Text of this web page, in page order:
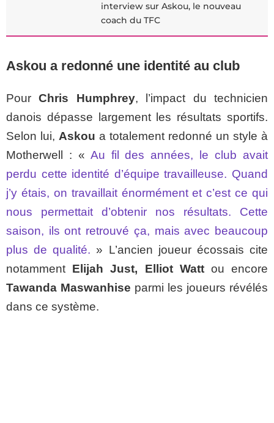
interview sur Askou, le nouveau
coach du TFC
Askou a redonné une identité au club
PourChris Humphrey, l’impact du technicien
danois dépasse largement les résultats sportifs.
Selon lui, Askou a totalement redonné un style à
Motherwell : « Au fil des années, le club avait
perdu cette identité d’équipe travailleuse. Quand
j’y étais, on travaillait énormément et c’est ce qui
nous permettait d’obtenir nos résultats. Cette
saison, ils ont retrouvé ça, mais avec beaucoup
plus de qualité. » L’ancien joueur écossais cite
notamment Elijah Just, Elliot Wattou encore
Tawanda Maswanhise parmi les joueurs révélés
dans ce système.